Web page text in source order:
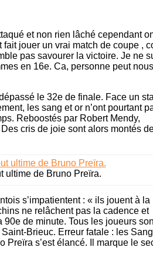
et non rien lâché cependant
jouer un vrai match de coupe ,
pas savourer la victoire. Je ne
en 16e. Ca, personne peut nous
le 32e de finale. Face un
les sang et or n’ont pourtant
Reboostés par Robert Mendy,
cris de joie sont alors montés
ultime de Bruno Preïra.
s’impatientent : « ils jouent à la
ne relâchent pas la cadence et
de minute. Tous les joueurs
Brieuc. Erreur fatale : les
Preïra s’est élancé. Il marque le